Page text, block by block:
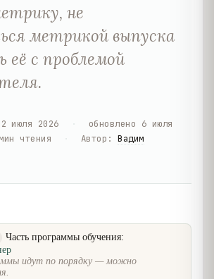
не
метрикой выпуска
её с проблемой
2 июля 2026 обновлено 6 июля
мин чтения Автор :Вадим
Часть программы обучения:
идут по порядку — можно